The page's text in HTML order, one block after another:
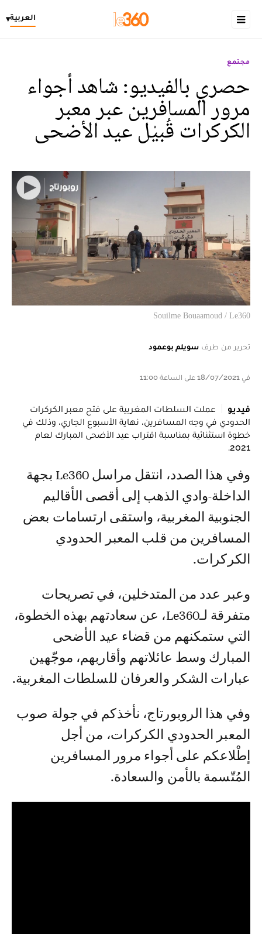
العربية▾
مجتمع
حصري بالفيديو: شاهد أجواء
مرور المسافرين عبر معبر
الكركرات قُبيْل عيد الأضحى
Souilme Bouaamoud / Le360
تحرير من طرف سويلم بوعمود
في 18/07/2021 على الساعة 11:00
فيديو
عملت السلطات المغربية على فتح معبر الكركرات
الحدودي في وجه المسافرين، نهاية الأسبوع الجاري، وذلك في
خطوة استثنائية بمناسبة اقتراب عيد الأضحى المبارك لعام
2021.
وفي هذا الصدد، انتقل مراسل Le360 بجهة
الداخلة-وادي الذهب إلى أقصى الأقاليم
الجنوبية المغربية، واستقى ارتسامات بعض
المسافرين من قلب المعبر الحدودي
الكركرات.
وعبر عدد من المتدخلين، في تصريحات
متفرقة لـLe360، عن سعادتهم بهذه الخطوة،
التي ستمكنهم من قضاء عيد الأضحى
المبارك وسط عائلاتهم وأقاربهم، موجّهين
عبارات الشكر والعرفان للسلطات المغربية.
وفي هذا الروبورتاج، نأخذكم في جولة صوب
المعبر الحدودي الكركرات، من أجل
إطْلاعكم على أجواء مرور المسافرين
المُتّسمة بالأمن والسعادة.